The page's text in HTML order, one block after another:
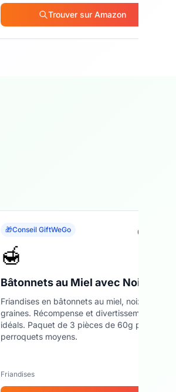
Trouver sur Amazon
0
🎁Conseil GiftWeGo
🍯
Bâtonnets au Miel avec Noix
Friandises en bâtonnets au miel, noix et
graines. Récompense et divertissement
idéals. Paquet de 3 pièces de 60g pour
perroquets moyens.
Friandises